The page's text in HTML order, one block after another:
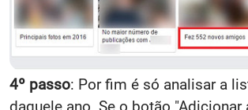
4º passo: Por fim é só analisar a